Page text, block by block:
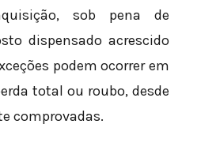
sob pena de
dispensado acrescido
podem ocorrer em
total ou roubo, desde
comprovadas.